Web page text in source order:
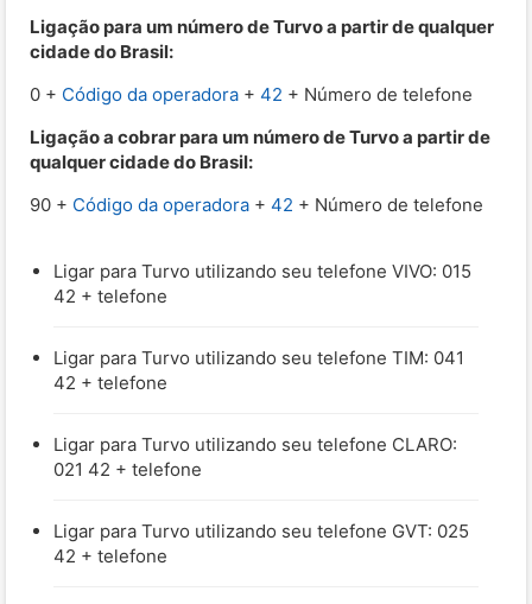
Ligação para um número de Turvo a partir de qualquer
cidade do Brasil:
0 + Código da operadora + 42 + Número de telefone
Ligação a cobrar para um número de Turvo a partir de
qualquer cidade do Brasil:
90 + Código da operadora + 42 + Número de telefone
Ligar para Turvo utilizando seu telefone VIVO: 015
42 + telefone
Ligar para Turvo utilizando seu telefone TIM: 041
42 + telefone
Ligar para Turvo utilizando seu telefone CLARO:
021 42 + telefone
Ligar para Turvo utilizando seu telefone GVT: 025
42 + telefone